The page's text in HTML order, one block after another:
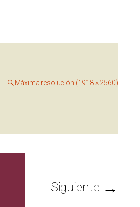
Máxima resolución (1918 × 2560)
Siguiente →